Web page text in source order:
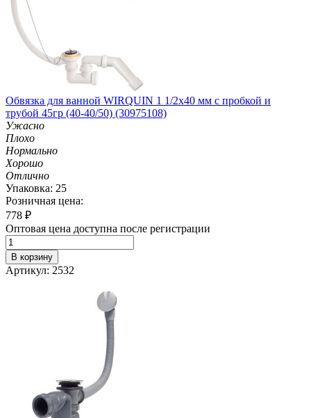
Обвязка для ванной WIRQUIN 1 1/2х40 мм с пробкой и
трубой 45гр (40-40/50) (30975108)
Ужасно
Плохо
Нормально
Хорошо
Отлично
Упаковка: 25
Розничная цена:
778 ₽
Оптовая цена доступна после регистрации
В корзину
Артикул: 2532